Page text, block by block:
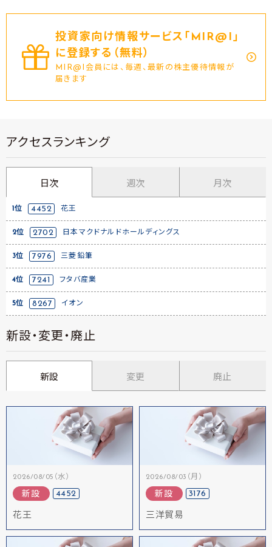
投資家向け情報サービス｢MIR@I｣
に登録する（無料）
MIR@I会員には、毎週、最新の株主優待情報が
届きます
アクセスランキング
日次 週次 月次
1位 4452 花王
2位 2702 日本マクドナルドホールディングス
3位 7976 三菱鉛筆
4位 7241 フタバ産業
5位 8267 イオン
新設・変更・廃止
新設 変更 廃止
2026/08/05（水）
新設 4452
花王
2026/08/03（月）
新設 3176
三洋貿易